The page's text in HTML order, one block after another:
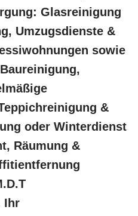
Glasreinigung
Umzugsdienste &
sowie
&
oder Winterdienst
Räumung &
Ihr